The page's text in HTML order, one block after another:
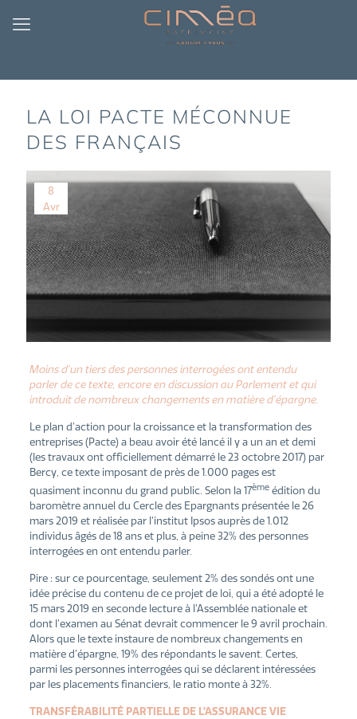
LA LOI PACTE MÉCONNUE
DES FRANÇAIS
8
Avr
Moins d’un tiers des personnes interrogées ont entendu
parler de ce texte, encore en discussion au Parlement et qui
introduit de nombreux changements en matière d’épargne.
Le plan d’action pour la croissance et la transformation des
entreprises (Pacte) a beau avoir été lancé il y a un an et demi
(les travaux ont officiellement démarré le 23 octobre 2017) par
Bercy, ce texte imposant de près de 1.000 pages est
quasiment inconnu du grand public. Selon la 17èmeédition du
baromètre annuel du Cercle des Epargnants présentée le 26
mars 2019 et réalisée par l’institut Ipsos auprès de 1.012
individus âgés de 18 ans et plus, à peine 32% des personnes
interrogées en ont entendu parler.
Pire : sur ce pourcentage, seulement 2% des sondés ont une
idée précise du contenu de ce projet de loi, qui a été adopté le
15 mars 2019 en seconde lecture à l’Assemblée nationale et
dont l’examen au Sénat devrait commencer le 9 avril prochain.
Alors que le texte instaure de nombreux changements en
matière d’épargne, 19% des répondants le savent. Certes,
parmi les personnes interrogées qui se déclarent intéressées
par les placements financiers, le ratio monte à 32%.
TRANSFÉRABILITÉ PARTIELLE DE L’ASSURANCE VIE